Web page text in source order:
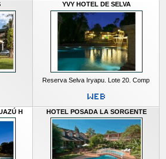
YVY HOTEL DE SELVA
Reserva Selva Iryapu. Lote 20. Comp
H HOTEL POSADA LA SORGENTE